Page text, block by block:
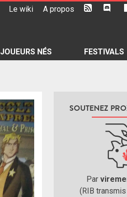
Le wiki A propos
JOUEURS NÉS FESTIVALS
SOUTENEZ
Par
(RIB